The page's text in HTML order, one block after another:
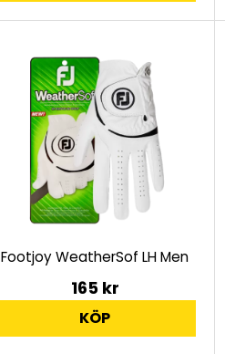
Footjoy WeatherSof LH Men
165 kr
KÖP